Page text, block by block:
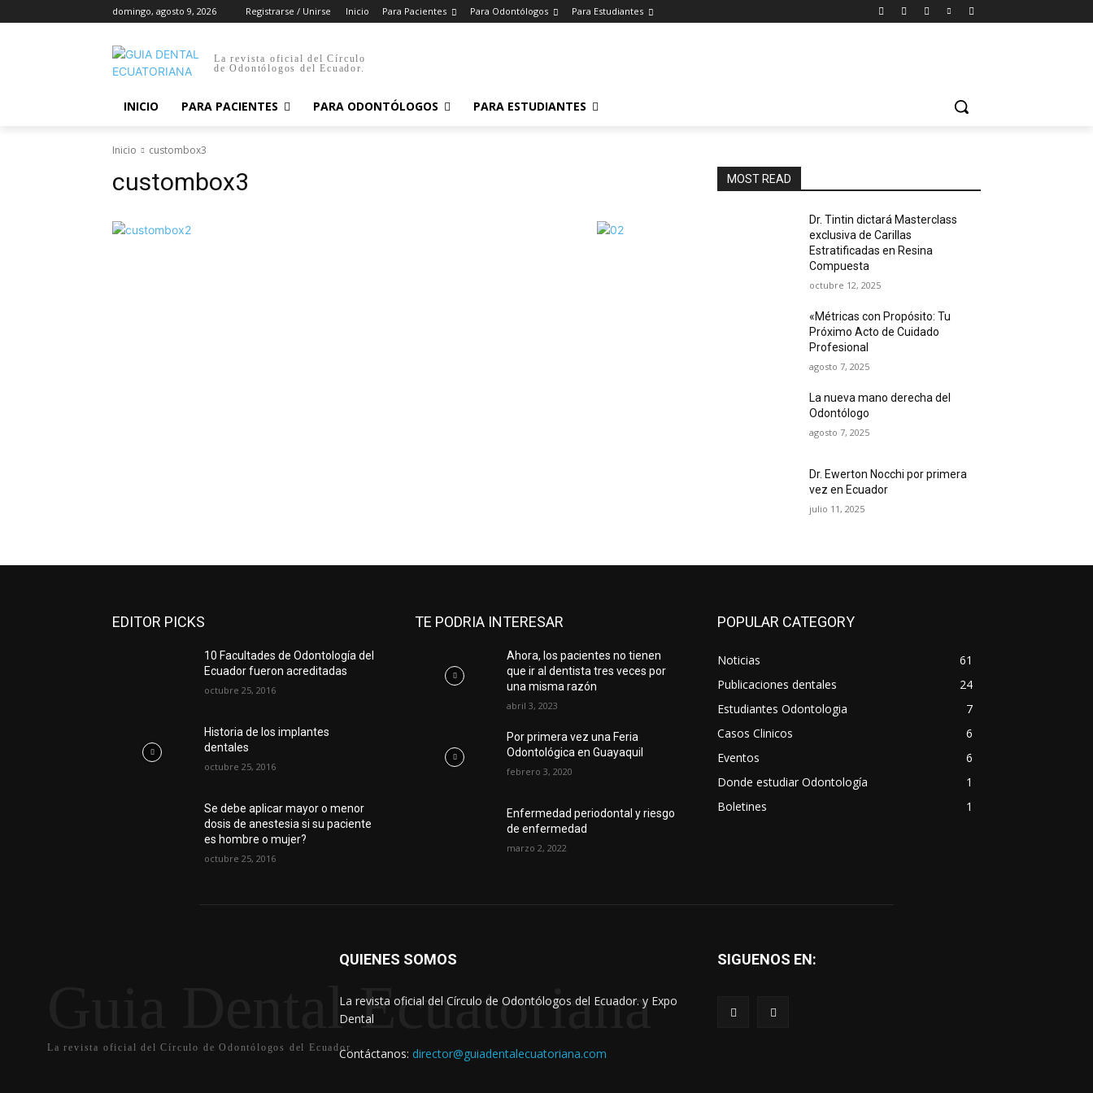
domingo, agosto 9, 2026 Registrarse / Unirse Inicio Para Pacientes Para Odontólogos Para Estudiantes
La revista oficial del Círculo
de Odontólogos del Ecuador.
INICIO PARA PACIENTES PARA ODONTÓLOGOS PARA ESTUDIANTES
Inicio custombox3
custombox3 MOST READ
Dr. Tintin dictará Masterclass
exclusiva de Carillas
Estratificadas en Resina
Compuesta
octubre 12, 2025
«Métricas con Propósito: Tu
Próximo Acto de Cuidado
Profesional
agosto 7, 2025
La nueva mano derecha del
Odontólogo
agosto 7, 2025
Dr. Ewerton Nocchi por primera
vez en Ecuador
julio 11, 2025
EDITOR PICKS
10 Facultades de Odontología del
Ecuador fueron acreditadas
octubre 25, 2016
Historia de los implantes
dentales
octubre 25, 2016
Se debe aplicar mayor o menor
dosis de anestesia si su paciente
es hombre o mujer?
octubre 25, 2016
TE PODRIA INTERESAR
Ahora, los pacientes no tienen
que ir al dentista tres veces por
una misma razón
abril 3, 2023
Por primera vez una Feria
Odontológica en Guayaquil
febrero 3, 2020
Enfermedad periodontal y riesgo
de enfermedad
marzo 2, 2022
POPULAR CATEGORY
Noticias
61
Publicaciones dentales
24
Estudiantes Odontologia
7
Casos Clinicos
6
Eventos
6
Donde estudiar Odontología
1
Boletines
1
Guia Dental Ecuatoriana
La revista oficial del Círculo de Odontólogos del Ecuador.
QUIENES SOMOS
La revista oficial del Círculo de Odontólogos del Ecuador. y Expo
Dental
Contáctanos: director@guiadentalecuatoriana.com
SIGUENOS EN: